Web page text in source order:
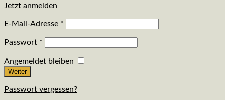
Jetzt anmelden
E-Mail-Adresse *
Passwort *
Angemeldet bleiben
Weiter
Passwort vergessen?